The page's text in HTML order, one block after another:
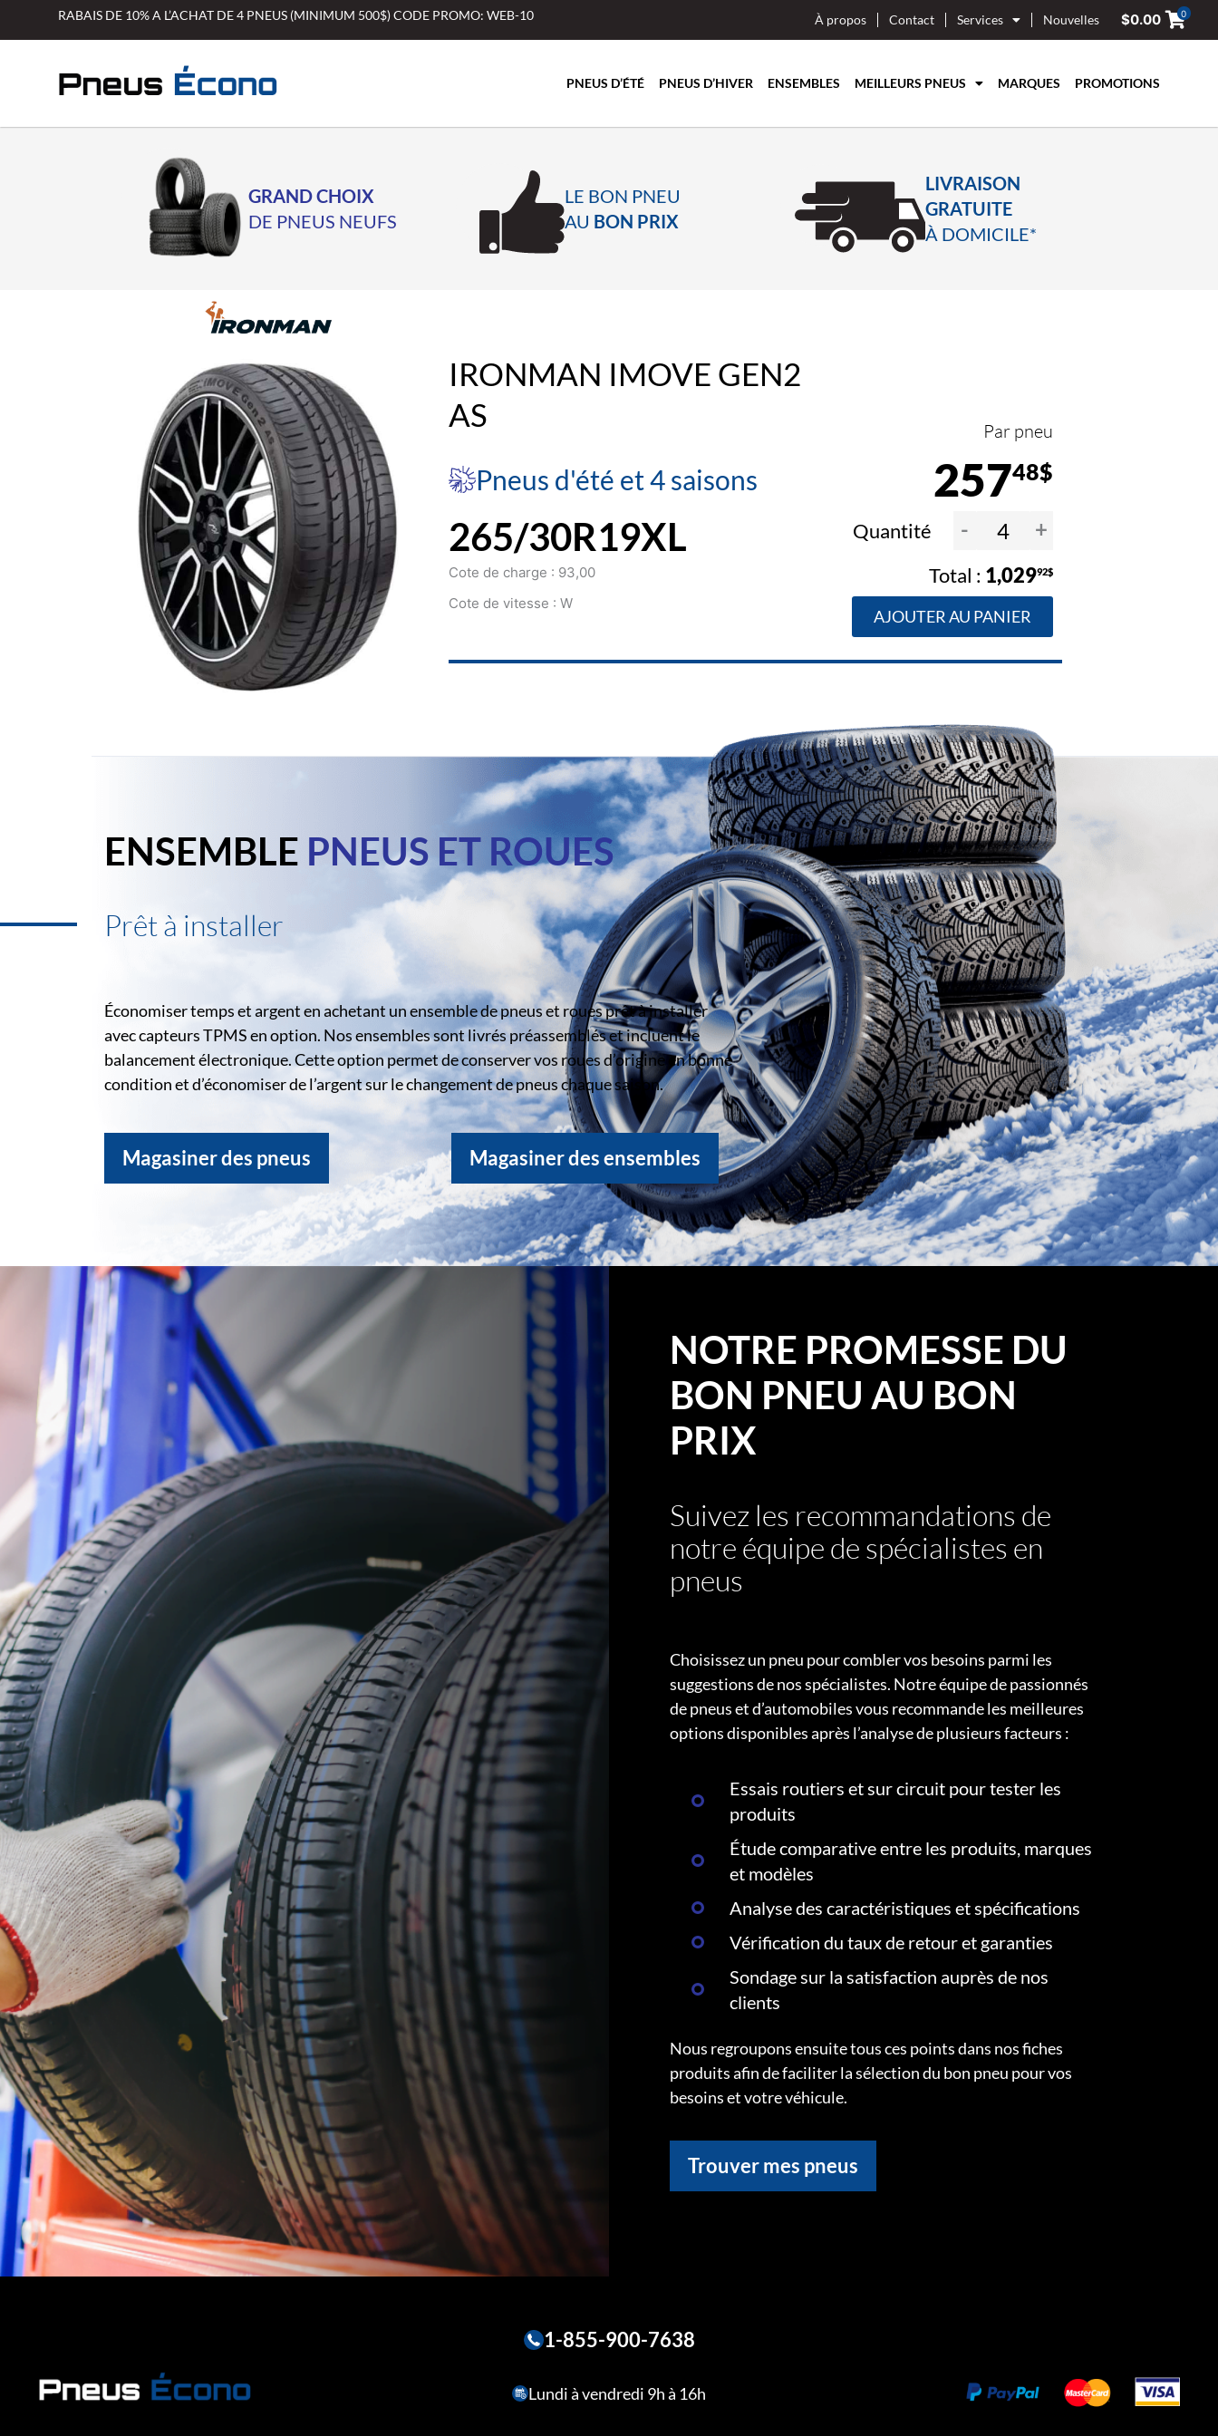
RABAIS DE 10% A L’ACHAT DE 4 PNEUS (MINIMUM 500$) CODE PROMO: WEB-10 À propos Contact Services Nouvelles $0.00 0
PNEUS D’ÉTÉ PNEUS D’HIVER ENSEMBLES MEILLEURS PNEUS MARQUES PROMOTIONS
GRAND CHOIX
DE PNEUS NEUFS
LE BON PNEU
AU BON PRIX
LIVRAISON
GRATUITE
À DOMICILE*
IRONMAN IMOVE GEN2
AS
Pneus d'été et 4 saisons
Par pneu
25748$
265/30R19XL
Cote de charge : 93,00
Cote de vitesse : W
Quantité - +
1,02992$
AJOUTER AU PANIER
ENSEMBLE PNEUS ET ROUES
Prêt à installer
Économiser temps et argent en achetant un ensemble de pneus et roues prêt à installer
avec capteurs TPMS en option. Nos ensembles sont livrés préassemblés et incluent le
balancement électronique. Cette option permet de conserver vos roues d’origine en bonne
condition et d’économiser de l’argent sur le changement de pneus chaque saison.
Magasiner des pneus Magasiner des ensembles
NOTRE PROMESSE DU
BON PNEU AU BON
PRIX
Suivez les recommandations de
notre équipe de spécialistes en
pneus
Choisissez un pneu pour combler vos besoins parmi les
suggestions de nos spécialistes. Notre équipe de passionnés
de pneus et d’automobiles vous recommande les meilleures
options disponibles après l’analyse de plusieurs facteurs :
Essais routiers et sur circuit pour tester les
produits
Étude comparative entre les produits, marques
et modèles
Analyse des caractéristiques et spécifications
Vérification du taux de retour et garanties
Sondage sur la satisfaction auprès de nos
clients
Nous regroupons ensuite tous ces points dans nos fiches
produits afin de faciliter la sélection du bon pneu pour vos
besoins et votre véhicule.
Trouver mes pneus
1-855-900-7638
Lundi à vendredi 9h à 16h